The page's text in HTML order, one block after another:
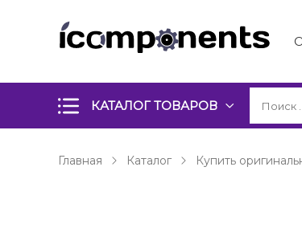
КАТАЛОГ ТОВАРОВ
Главная Каталог Купить